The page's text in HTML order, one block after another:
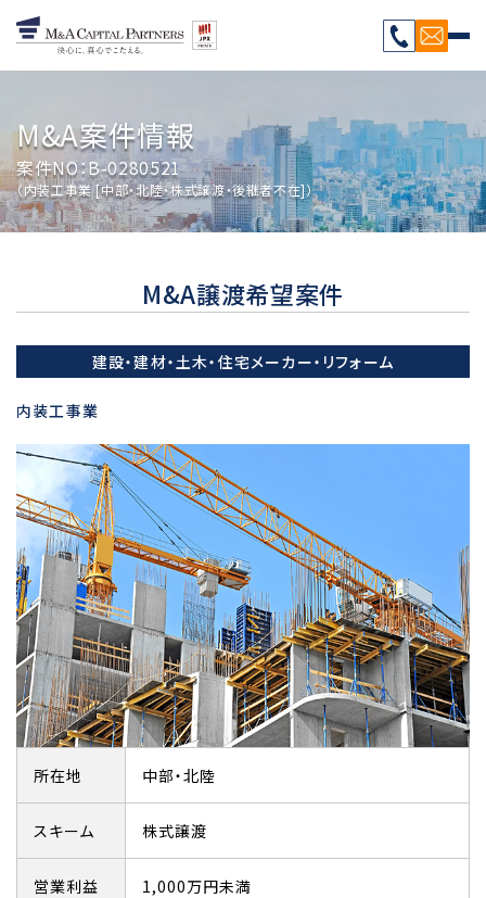
M&A案件情報
案件NO：B-0280521
（内装工事業 [中部・北陸・株式譲渡・後継者不在]）
M&A譲渡希望案件
建設・建材・土木・住宅メーカー・リフォーム
内装工事業
所在地 中部・北陸
スキーム 株式譲渡
営業利益 1,000万円未満